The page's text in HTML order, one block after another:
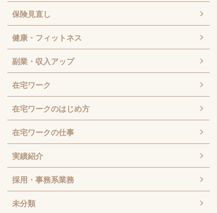
保険見直し
健康・フィットネス
副業・収入アップ
在宅ワーク
在宅ワークのはじめ方
在宅ワークの仕事
実績紹介
採用・事務系業務
未分類